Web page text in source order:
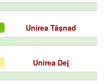
Unirea Tășnad
Unirea Dej